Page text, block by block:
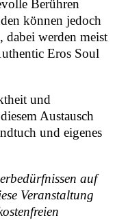
Berühren
können jedoch
dabei werden meist
Eros Soul
und
Austausch
und eigenes
auf
Veranstaltung